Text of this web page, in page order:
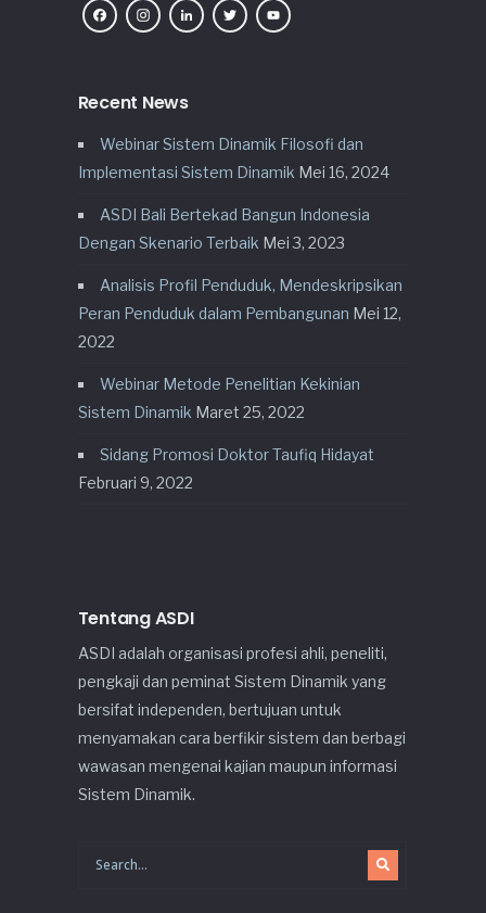
Facebook
Instagram
LinkedIn
Twitter
Recent News
Webinar Sistem Dinamik Filosofi dan
Implementasi Sistem Dinamik Mei 16, 2024
ASDI Bali Bertekad Bangun Indonesia
Dengan Skenario Terbaik Mei 3, 2023
Analisis Profil Penduduk, Mendeskripsikan
Peran Penduduk dalam Pembangunan Mei 12,
2022
Webinar Metode Penelitian Kekinian
Sistem Dinamik Maret 25, 2022
Sidang Promosi Doktor Taufiq Hidayat
Februari 9, 2022
Tentang ASDI
ASDI adalah organisasi profesi ahli, peneliti,
pengkaji dan peminat Sistem Dinamik yang
bersifat independen, bertujuan untuk
menyamakan cara berfikir sistem dan berbagi
wawasan mengenai kajian maupun informasi
Sistem Dinamik.